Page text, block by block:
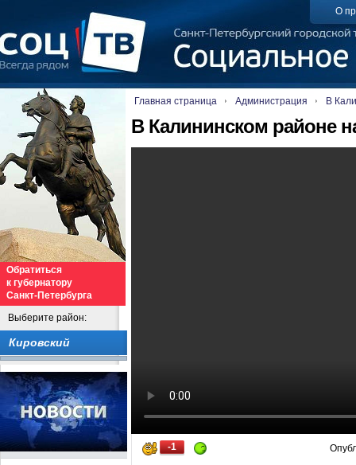
О
Обратиться
к губернатору
Санкт-Петербурга
Выберите район:
Кировский
Главная страница Администрация В
В Калининском районе
-1